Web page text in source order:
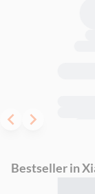
Item
12
Bestseller in